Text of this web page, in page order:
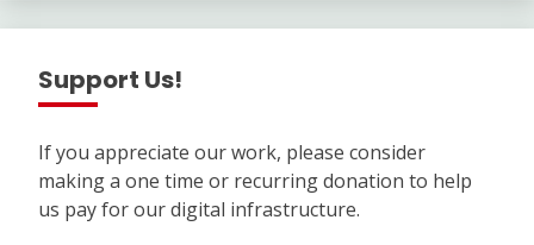
Support Us!
If you appreciate our work, please consider
making a one time or recurring donation to help
us pay for our digital infrastructure.